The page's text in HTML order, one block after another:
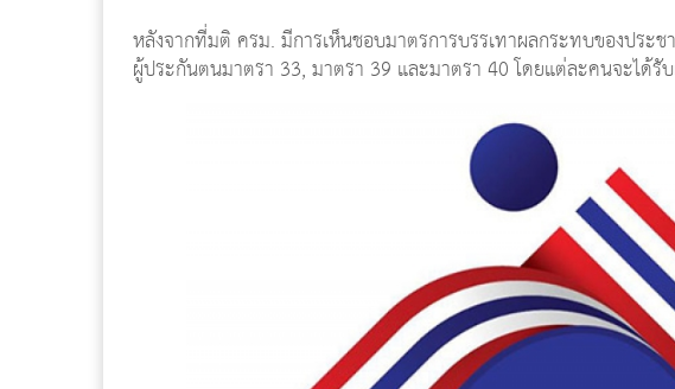
หลังจากที่มติ ครม. มีการเห็นชอบมาตรการบรรเทาผลกระทบของประ
ผู้ประกันตนมาตรา 33, มาตรา 39 และมาตรา 40 โดยแต่ละคนจะได้รั